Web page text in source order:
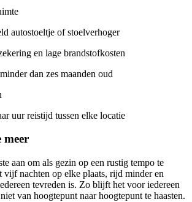
autostoeltje of stoelverhoger
en lage brandstofkosten
dan zes maanden oud
uur reistijd tussen elke locatie
meer
aan om als gezin op een rustig tempo te
nachten op elke plaats, rijd minder en
tevreden is. Zo blijft het voor iedereen
van hoogtepunt naar hoogtepunt te haasten.